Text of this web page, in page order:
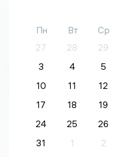
Пн Вт Ср
27
28 29
3
4 5
10
11 12
17
18 19
24
25 26
31
1 2